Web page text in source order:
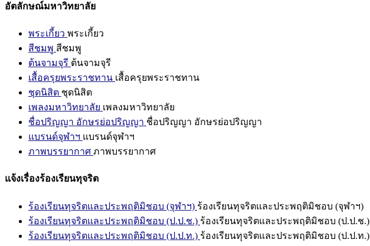
อัตลักษณ์มหาวิทยาลัย
พระเกี้ยว พระเกี้ยว
สีชมพู สีชมพู
ต้นจามจุรี ต้นจามจุรี
เสื้อครุยพระราชทาน เสื้อครุยพระราชทาน
ชุดนิสิต ชุดนิสิต
เพลงมหาวิทยาลัย เพลงมหาวิทยาลัย
ชื่อปริญญา อักษรย่อปริญญา ชื่อปริญญา อักษรย่อปริญญา
แบรนด์จุฬาฯ แบรนด์จุฬาฯ
ภาพบรรยากาศ ภาพบรรยากาศ
แจ้งเรื่องร้องเรียนทุจริต
ร้องเรียนทุจริตและประพฤติมิชอบ (จุฬาฯ) ร้องเรียนทุจริตและประพฤติมิชอบ (จุฬาฯ)
ร้องเรียนทุจริตและประพฤติมิชอบ (ป.ป.ช.) ร้องเรียนทุจริตและประพฤติมิชอบ (ป.ป.ช.)
ร้องเรียนทุจริตและประพฤติมิชอบ (ป.ป.ท.) ร้องเรียนทุจริตและประพฤติมิชอบ (ป.ป.ท.)